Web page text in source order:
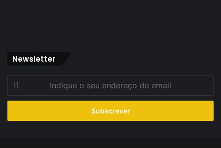
Newsletter
seu
de